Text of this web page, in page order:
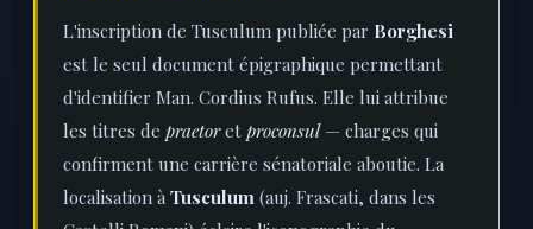
L'inscription de Tusculum publiée par Borghesi
est le seul document épigraphique permettant
d'identifier Man. Cordius Rufus. Elle lui attribue
les titres de praetoret proconsul— charges qui
confirment une carrière sénatoriale aboutie. La
localisation à Tusculum (auj. Frascati, dans les